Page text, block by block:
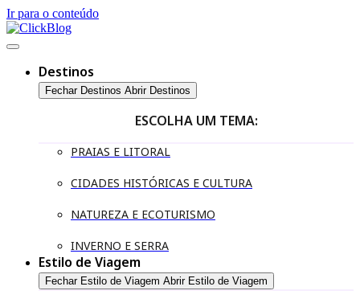
Ir para o conteúdo
Destinos
Fechar Destinos Abrir Destinos
ESCOLHA UM TEMA:
PRAIAS E LITORAL
CIDADES HISTÓRICAS E CULTURA
NATUREZA E ECOTURISMO
INVERNO E SERRA
Estilo de Viagem
Fechar Estilo de Viagem Abrir Estilo de Viagem